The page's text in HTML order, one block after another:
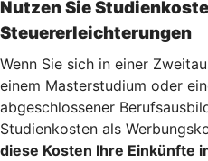
Nutzen Sie
Steuererleichterungen
Wenn Sie sich in einer
einem Masterstudium oder
abgeschlossener
Studienkosten als
diese Kosten Ihre Einkünfte